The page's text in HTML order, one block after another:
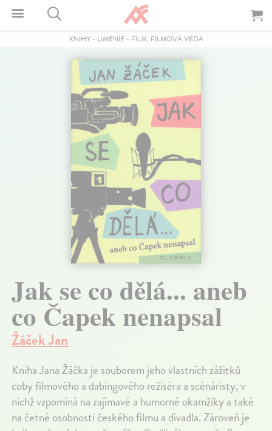
KNIHY- UMENIE- FILM, FILMOVÁ VEDA
Jak se co dělá... aneb
co Čapek nenapsal
Žáček Jan
Kniha Jana Žáčka je souborem jeho vlastních zážitků
coby filmového a dabingového režiséra a scénáristy, v
nichž vzpomíná na zajímavé a humorné okamžiky a také
na četné osobnosti českého filmu a divadla. Zároveň je